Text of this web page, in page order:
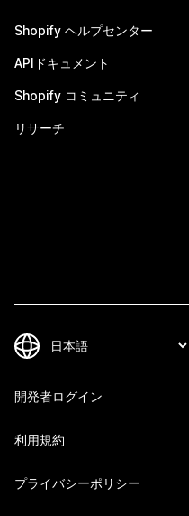
Shopify ヘルプセンター
APIドキュメント
Shopify コミュニティ
リサーチ
開発者ログイン
利用規約
プライバシーポリシー